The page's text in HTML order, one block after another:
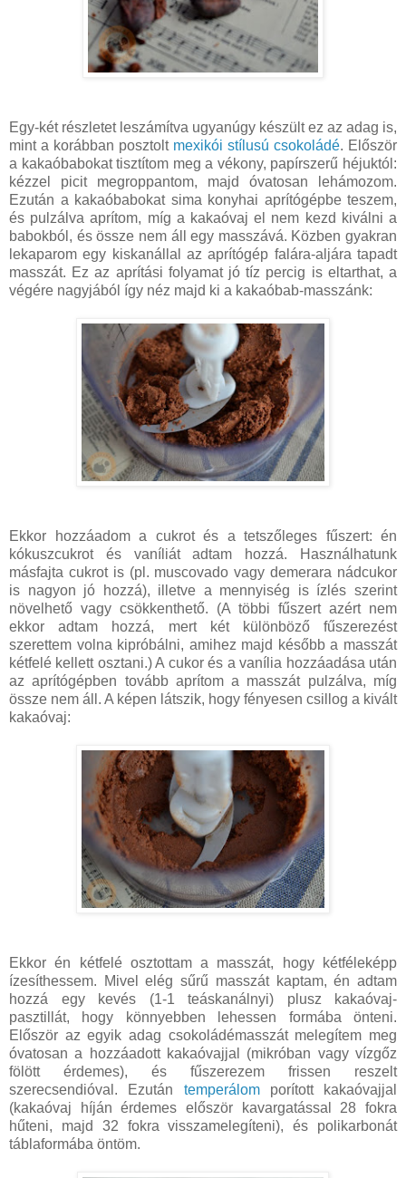
Egy-két részletet leszámítva ugyanúgy készült ez az adag is,
mint a korábban posztolt mexikói stílusú csokoládé. Először
a kakaóbabokat tisztítom meg a vékony, papírszerű héjuktól:
kézzel picit megroppantom, majd óvatosan lehámozom.
Ezután a kakaóbabokat sima konyhai aprítógépbe teszem,
és pulzálva aprítom, míg a kakaóvaj el nem kezd kiválni a
babokból, és össze nem áll egy masszává. Közben gyakran
lekaparom egy kiskanállal az aprítógép falára-aljára tapadt
masszát. Ez az aprítási folyamat jó tíz percig is eltarthat, a
végére nagyjából így néz majd ki a kakaóbab-masszánk:
Ekkor hozzáadom a cukrot és a tetszőleges fűszert: én
kókuszcukrot és vaníliát adtam hozzá. Használhatunk
másfajta cukrot is (pl. muscovado vagy demerara nádcukor
is nagyon jó hozzá), illetve a mennyiség is ízlés szerint
növelhető vagy csökkenthető. (A többi fűszert azért nem
ekkor adtam hozzá, mert két különböző fűszerezést
szerettem volna kipróbálni, amihez majd később a masszát
kétfelé kellett osztani.) A cukor és a vanília hozzáadása után
az aprítógépben tovább aprítom a masszát pulzálva, míg
össze nem áll. A képen látszik, hogy fényesen csillog a kivált
kakaóvaj:
Ekkor én kétfelé osztottam a masszát, hogy kétféleképp
ízesíthessem. Mivel elég sűrű masszát kaptam, én adtam
hozzá egy kevés (1-1 teáskanálnyi) plusz kakaóvaj-
pasztillát, hogy könnyebben lehessen formába önteni.
Először az egyik adag csokoládémasszát melegítem meg
óvatosan a hozzáadott kakaóvajjal (mikróban vagy vízgőz
fölött érdemes), és fűszerezem frissen reszelt
szerecsendióval. Ezután temperálomporított kakaóvajjal
(kakaóvaj híján érdemes először kavargatással 28 fokra
hűteni, majd 32 fokra visszamelegíteni), és polikarbonát
táblaformába öntöm.